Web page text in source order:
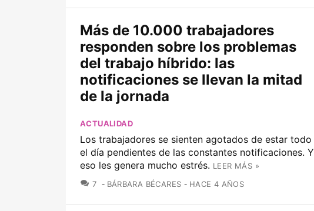
Más de 10.000 trabajadores
responden sobre los problemas
del trabajo híbrido: las
notificaciones se llevan la mitad
de la jornada
ACTUALIDAD
Los trabajadores se sienten agotados de estar todo
el día pendientes de las constantes notificaciones. Y
eso les genera mucho estrés. LEER MÁS »
7 COMENTARIOS
BÁRBARA BÉCARES HACE 4 AÑOS